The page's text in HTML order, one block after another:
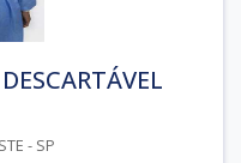
- SP